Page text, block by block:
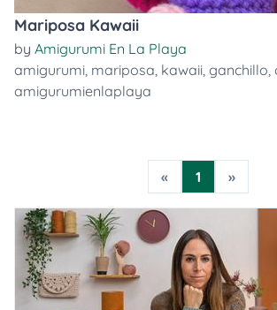
Mariposa Kawaii
by Amigurumi En La Playa
amigurumi, mariposa, kawaii, ganchillo,
amigurumienlaplaya
« 1 »